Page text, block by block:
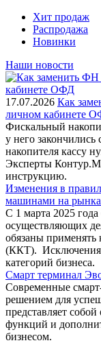
Хит продаж
Распродажа
Новинки
Наши новости
17.07.2026 Как
личном кабинете
Фискальный
у него
накопителя кассу
Эксперты
инструкцию.
Изменения в
машинами на
С 1 марта 2025
осуществляющих
обязаны
(ККТ). Исключения
категорий бизнеса.
Смарт терминал
Современные
решением для
представляет
функций и
бизнесом.